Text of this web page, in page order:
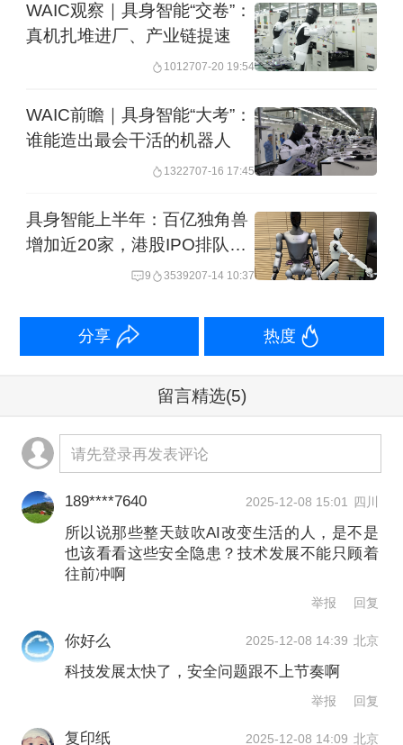
无止境的，最重要的是新技术创业公司
需要有安全意识，要从软硬件设计就开
感器、通信协议、大模型提示词防止恶
意注入都需要特别关注。
非事后补丁，然而现实令人忧心。浙江
大学求是特聘教授杜跃进看到的现状
安全够好”时，多数在进行概念堆砌，少
证。“我们需要一个很好的合作心态，定
制相应的演练。在网络安全行业，经验
非常重要。”
显然，当技术已能操控未联网的物理实
体，安全若还停留在“交材料、过检查”的
工具越多，防线越弱？
过去，企业安全建设一度走了一条“头痛
医头”的路：发现漏洞就买一个工具，遇
WAIC观察｜具身智能“交卷”：
真机扎堆进厂、产业链提速
1012707-20 19:54
WAIC前瞻｜具身智能“大考”：
谁能造出最会干活的机器人
1322707-16 17:45
具身智能上半年：百亿独角兽
增加近20家，港股IPO排队火
9 3539207-14 10:37
分享 热度
留言精选(5)
请先登录再发表评论
189****7640 2025-12-08 15:01 四川
所以说那些整天鼓吹AI改变生活的人，是不是
也该看看这些安全隐患？技术发展不能只顾着
往前冲啊
举报 回复
你好么 2025-12-08 14:39 北京
科技发展太快了，安全问题跟不上节奏啊
举报 回复
复印纸 2025-12-08 14:09 北京